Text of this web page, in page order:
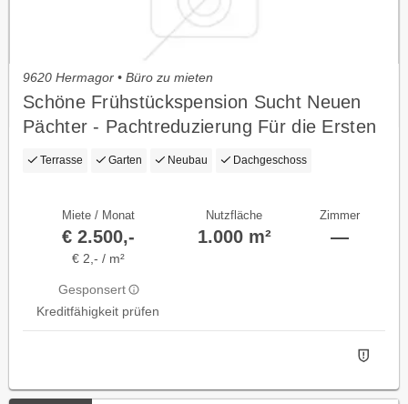
9620 Hermagor • Büro zu mieten
Schöne Frühstückspension Sucht Neuen
Pächter - Pachtreduzierung Für die Ersten
Saison !
Terrasse Garten Neubau Dachgeschoss
Miete / Monat
€ 2.500,-
€ 2,- / m²
Gesponsert
Kreditfähigkeit prüfen
Nutzfläche
1.000 m²
Zimmer
—